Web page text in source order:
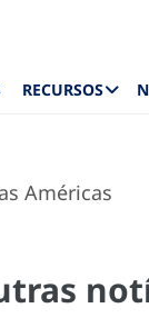
RECURSOS
Américas